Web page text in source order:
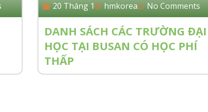
20 Tháng 1 hmkorea No Comments
DANH SÁCH CÁC TRƯỜNG ĐẠI
HỌC TẠI BUSAN CÓ HỌC PHÍ
THẤP